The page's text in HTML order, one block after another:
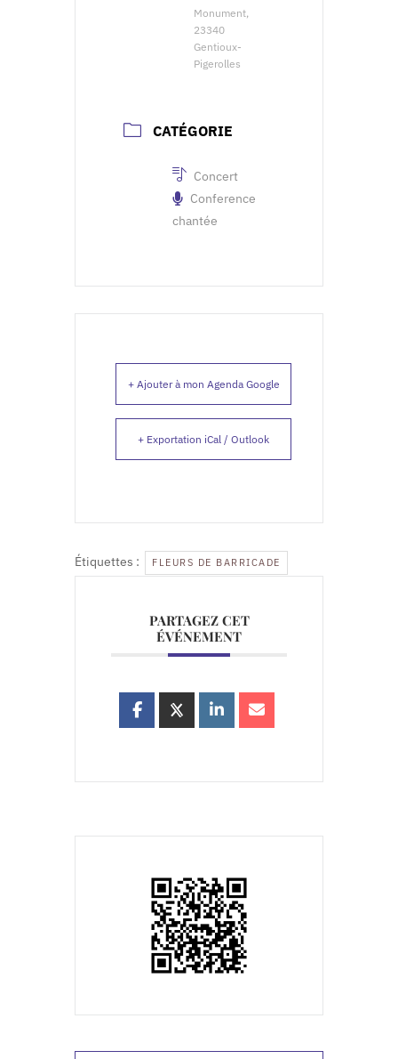
Monument,
23340
Gentioux-
Pigerolles
CATÉGORIE
Concert
Conference
chantée
+ Ajouter à mon Agenda Google
+ Exportation iCal / Outlook
Étiquettes : FLEURS DE BARRICADE
PARTAGEZ CET
ÉVÉNEMENT